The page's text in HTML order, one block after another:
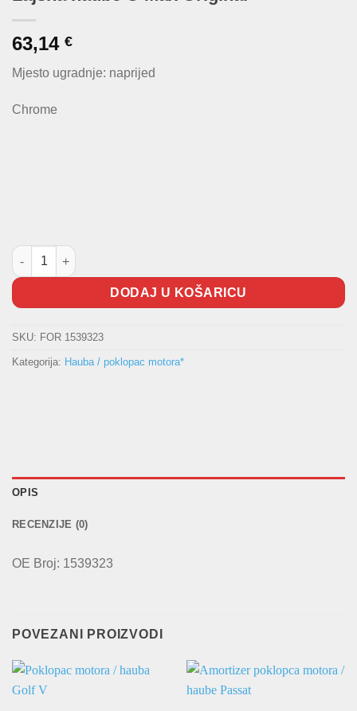
63,14 €
Mjesto ugradnje: naprijed
Chrome
Lajsna haube C-Max Original količina
DODAJ U KOŠARICU
SKU: FOR 1539323
Kategorija: Hauba / poklopac motora*
OPIS
RECENZIJE (0)
OE Broj: 1539323
POVEZANI PROIZVODI